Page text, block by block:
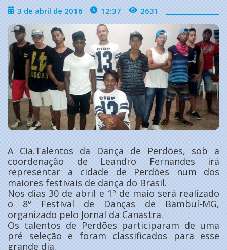
3 de abril de 2016 12:37 2631
A Cia.Talentos da Dança de Perdões, sob a
coordenação de Leandro Fernandes irá
representar a cidade de Perdões num dos
maiores festivais de dança do Brasil.
Nos dias 30 de abril e 1º de maio será realizado
o 8º Festival de Danças de Bambuí-MG,
organizado pelo Jornal da Canastra.
Os talentos de Perdões participaram de uma
pré seleção e foram classificados para esse
grande dia.